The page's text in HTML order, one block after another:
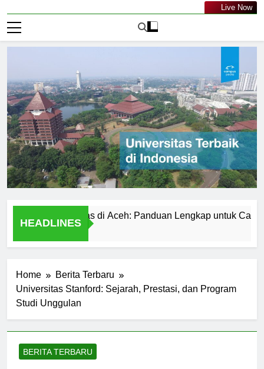
Live Now
HEADLINES
Universitas di Aceh: Panduan Lengkap untuk Calon
Home
Berita Terbaru
Universitas Stanford: Sejarah, Prestasi, dan Program
Studi Unggulan
BERITA TERBARU